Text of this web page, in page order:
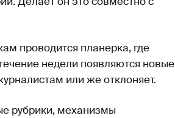
проводится планерка, где
недели появляются новые
или же отклоняет.
рубрики, механизмы